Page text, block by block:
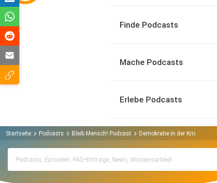
Finde Podcasts
Mache Podcasts
Erlebe Podcasts
Startseite Podcasts Bleib Mensch! Podcast Demokratie in der Krise